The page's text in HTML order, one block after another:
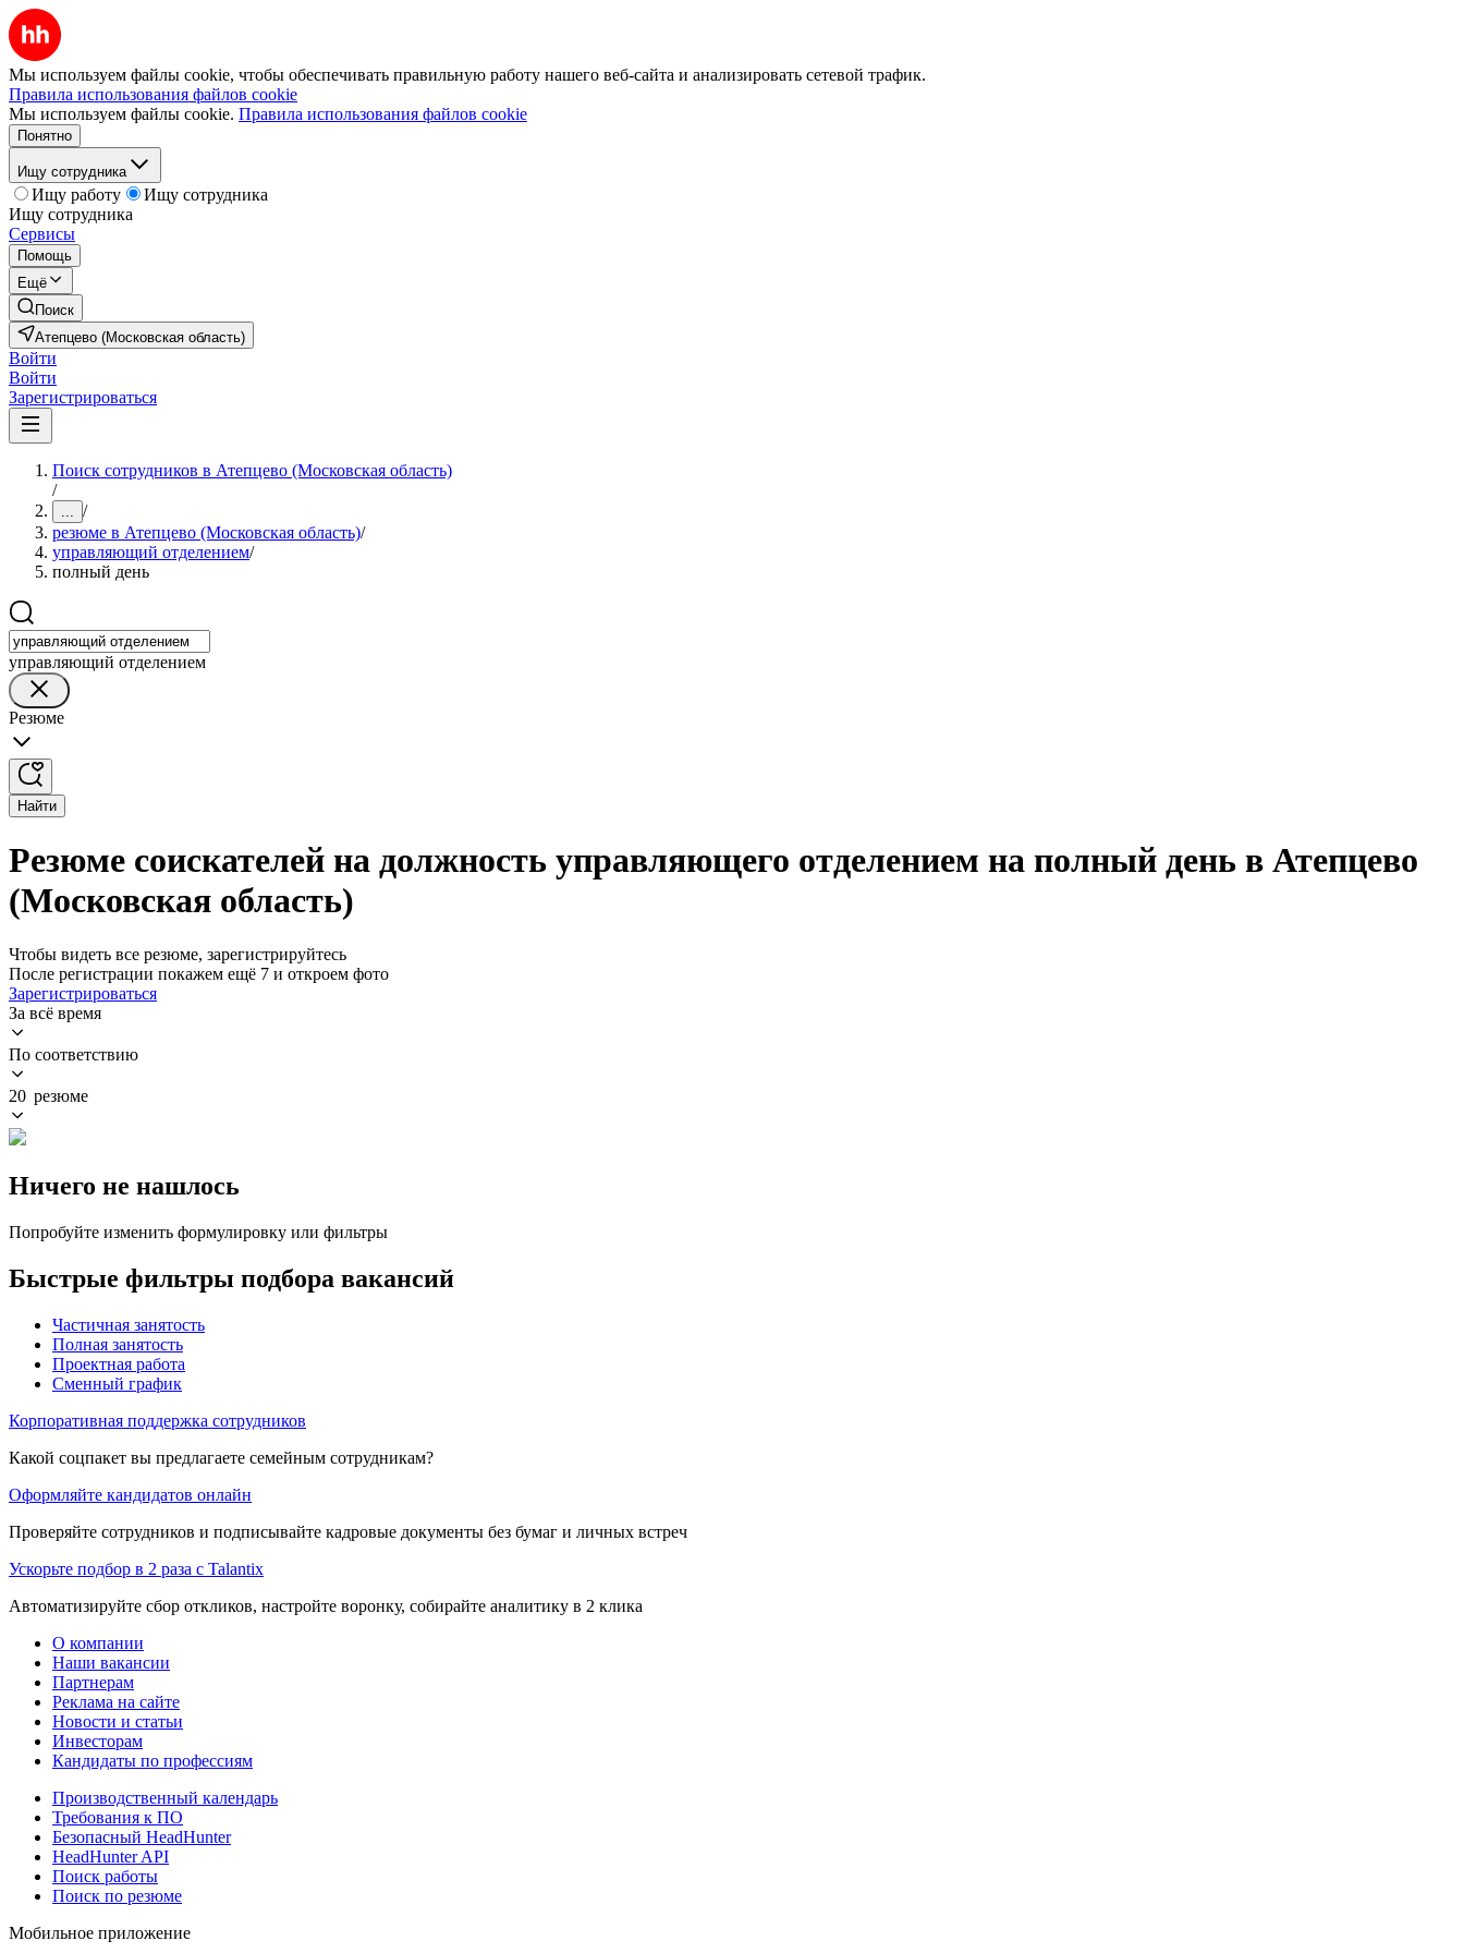
Мы используем файлы cookie, чтобы обеспечивать правильную работу нашего веб-сайта и анализировать сетевой трафик.
Правила использования файлов cookie
Мы используем файлы cookie. Правила использования файлов cookie
Понятно
Ищу сотрудника
Ищу работу
Ищу сотрудника
Ищу сотрудника
Сервисы
Помощь
Ещё
Поиск
Атепцево (Московская область)
Войти
Войти
Зарегистрироваться
Поиск сотрудников в Атепцево (Московская область)
/
... /
резюме в Атепцево (Московская область)/
управляющий отделением/
полный день
управляющий отделением
Резюме
Найти
Резюме соискателей на должность управляющего отделением на полный день в Атепцево
(Московская область)
Чтобы видеть все резюме, зарегистрируйтесь
После регистрации покажем ещё 7 и откроем фото
Зарегистрироваться
За всё время
По соответствию
20 резюме
Ничего не нашлось
Попробуйте изменить формулировку или фильтры
Быстрые фильтры подбора вакансий
Частичная занятость
Полная занятость
Проектная работа
Сменный график
Корпоративная поддержка сотрудников
Какой соцпакет вы предлагаете семейным сотрудникам?
Оформляйте кандидатов онлайн
Проверяйте сотрудников и подписывайте кадровые документы без бумаг и личных встреч
Ускорьте подбор в 2 раза с Talantix
Автоматизируйте сбор откликов, настройте воронку, собирайте аналитику в 2 клика
О компании
Наши вакансии
Партнерам
Реклама на сайте
Новости и статьи
Инвесторам
Кандидаты по профессиям
Производственный календарь
Требования к ПО
Безопасный HeadHunter
HeadHunter API
Поиск работы
Поиск по резюме
Мобильное приложение